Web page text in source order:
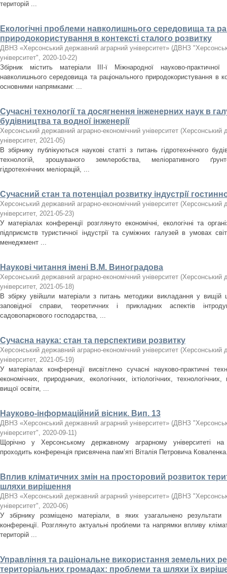
територій ...
Екологічні проблеми навколишнього середовища та
природокористування в контексті сталого розвитку
ДВНЗ «Херсонський державний аграрний університет» (ДВНЗ
університет", 2020-10-22)
Збірник містить матеріали ІIІ-ї Міжнародної науково-практичної
навколишнього середовища та раціонального природокористування в
основними напрямками: ...
Сучасні технології та досягнення інженерних наук в
будівництва та водної інженерії
Херсонський державний аграрно-економічний університет (Херсонський
університет, 2021-05)
В збірнику публікуються наукові статті з питань гідротехнічного
технологій, зрошуваного землеробства, меліоративного
гідротехнічних меліорацій, ...
Сучасний стан та потенціал розвитку індустрії
Херсонський державний аграрно-економічний університет (Херсонський
університет, 2021-05-23)
У матеріалах конференції розглянуто економічні, екологічні та
підприємств туристичної індустрії та суміжних галузей в умовах
менеджмент ...
Наукові читання імені В.М. Виноградова
Херсонський державний аграрно-економічний університет (Херсонський
університет, 2021-05-18)
В збірку увійшли матеріали з питань методики викладання у вищій
заповідної справи, теоретичних і прикладних аспектів
садовопаркового господарства, ...
Сучасна наука: стан та перспективи розвитку
Херсонський державний аграрно-економічний університет (Херсонський
університет, 2021-05-19)
У матеріалах конференції висвітлено сучасні науково-практичні
економічних, природничих, екологічних, іхтіологічних,
вищої освіти, ...
Науково-інформаційний вісник. Вип. 13
ДВНЗ «Херсонський державний аграрний університет» (ДВНЗ
університет", 2020-09-11)
Щорічно у Херсонському державному аграрному університеті на
проходить конференція присвячена пам’яті Віталія Петровича
Вплив кліматичних змін на просторовий розвиток
шляхи вирішення
ДВНЗ «Херсонський державний аграрний університет» (ДВНЗ
університет", 2020-06)
У збірнику розміщено матеріали, в яких узагальнено результати
конференції. Розглянуто актуальні проблеми та напрямки впливу
територій ...
Управління та раціональне використання земельних
територіальних громадах: проблеми та шляхи їх